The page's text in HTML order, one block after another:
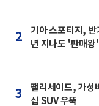
2
기아 스포티지,
년 지나도 '판매왕'
3
팰리세이드, 가성
십 SUV 우뚝